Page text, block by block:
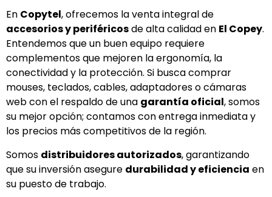
En Copytel, ofrecemos la venta integral de
accesorios y periféricosde alta calidad en El Copey.
Entendemos que un buen equipo requiere
complementos que mejoren la ergonomía, la
conectividad y la protección. Si busca comprar
mouses, teclados, cables, adaptadores o cámaras
web con el respaldo de una garantía oficial, somos
su mejor opción; contamos con entrega inmediata y
los precios más competitivos de la región.
Somos distribuidores autorizados, garantizando
que su inversión asegure durabilidad y eficiencia en
su puesto de trabajo.